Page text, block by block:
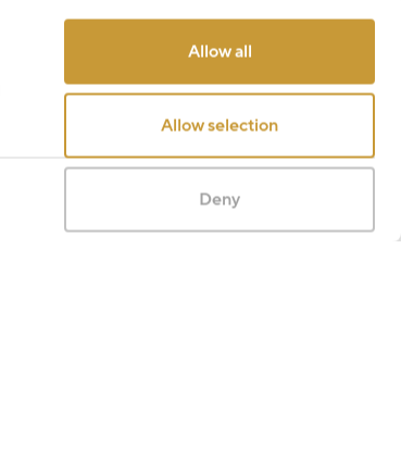
Allow all
Allow selection
Deny